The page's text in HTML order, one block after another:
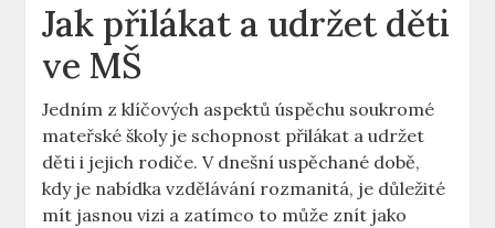
Jak přilákat a udržet děti
ve MŠ
Jedním z klíčových aspektů úspěchu soukromé
mateřské školy je schopnost přilákat a udržet
děti i jejich rodiče. V dnešní uspěchané době,
kdy je nabídka vzdělávání rozmanitá, je důležité
mít jasnou vizi a zatímco to může znít jako